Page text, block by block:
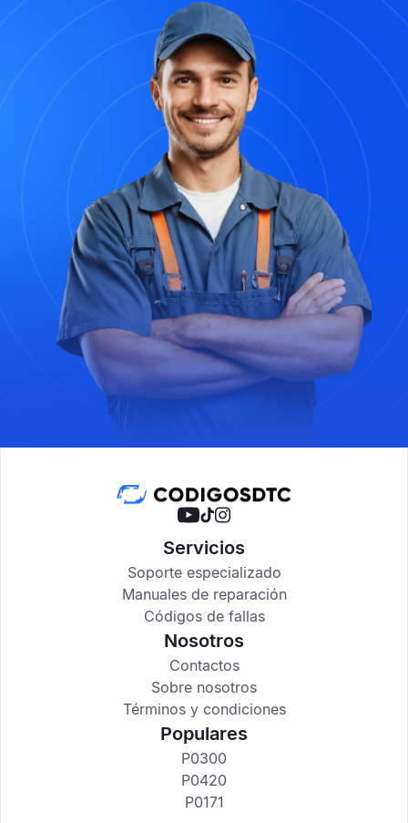
Servicios
Soporte especializado
Manuales de reparación
Códigos de fallas
Nosotros
Contactos
Sobre nosotros
Términos y condiciones
Populares
P0300
P0420
P0171